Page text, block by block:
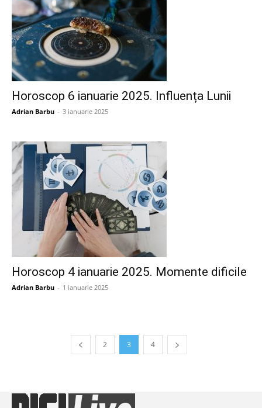
Horoscop 6 ianuarie 2025. Influența Lunii
Adrian Barbu - 3 ianuarie 2025
Horoscop 4 ianuarie 2025. Momente dificile
Adrian Barbu - 1 ianuarie 2025
2 3 4